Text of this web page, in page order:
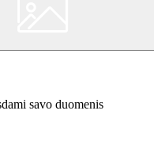
savo duomenis